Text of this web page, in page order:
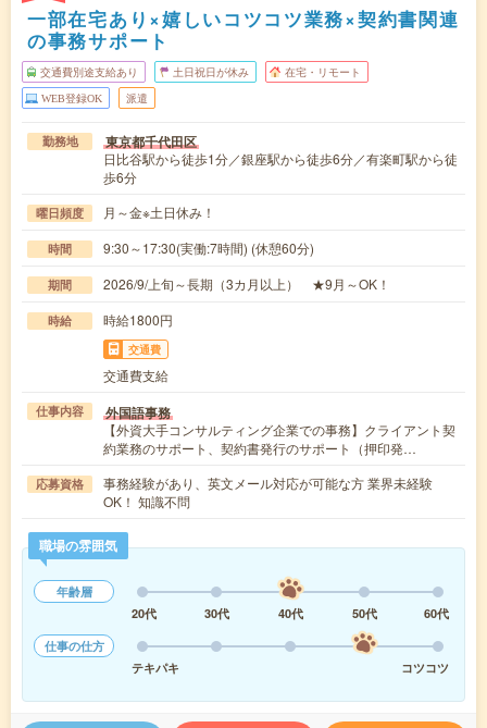
一部在宅あり×嬉しいコツコツ業務×契約書関連
の事務サポート
交通費別途支給あり 土日祝日が休み 在宅・リモート
WEB登録OK 派遣
勤務地 東京都千代田区
日比谷駅から徒歩1分／銀座駅から徒歩6分／有楽町駅から徒
歩6分
曜日頻度 月～金※土日休み！
時間 9:30～17:30(実働:7時間) (休憩60分)
期間 2026/9/上旬～長期（3カ月以上） ★9月～OK！
時給 時給1800円
交通費
交通費支給
仕事内容 外国語事務
【外資大手コンサルティング企業での事務】クライアント契
約業務のサポート、契約書発行のサポート（押印発…
応募資格
事務経験があり、英文メール対応が可能な方 業界未経験
OK！ 知識不問
職場の雰囲気
年齢層
20代
30代 40代 50代
60代
仕事の仕方
テキパキ
コツコツ